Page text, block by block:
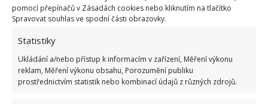
pomocí přepínačů v Zásadách cookies nebo kliknutím na tlačítko
Spravovat souhlas ve spodní části obrazovky.
Statistiky
Ukládání a/nebo přístup k informacím v zařízení, Měření výkonu
reklam, Měření výkonu obsahu, Porozumění publiku
prostřednictvím statistik nebo kombinací údajů z různých zdrojů.
Přidejte svůj názor
KOMENTOVAT
Jiří Kolář